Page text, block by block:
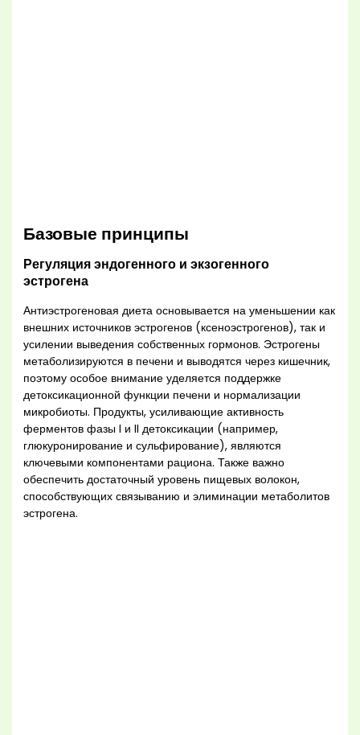
Базовые принципы
Регуляция эндогенного и экзогенного
эстрогена
Антиэстрогеновая диета основывается на уменьшении как
внешних источников эстрогенов (ксеноэстрогенов), так и
усилении выведения собственных гормонов. Эстрогены
метаболизируются в печени и выводятся через кишечник,
поэтому особое внимание уделяется поддержке
детоксикационной функции печени и нормализации
микробиоты. Продукты, усиливающие активность
ферментов фазы I и II детоксикации (например,
глюкуронирование и сульфирование), являются
ключевыми компонентами рациона. Также важно
обеспечить достаточный уровень пищевых волокон,
способствующих связыванию и элиминации метаболитов
эстрогена.